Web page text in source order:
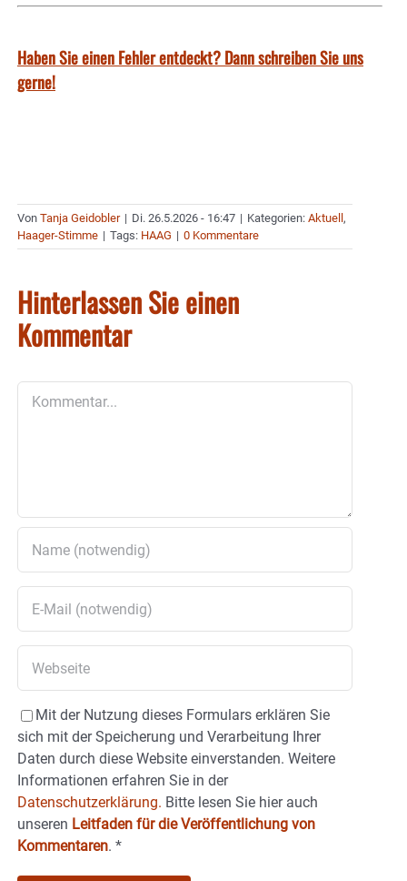
Haben Sie einen Fehler entdeckt? Dann schreiben Sie uns
gerne!
Von Tanja Geidobler | Di. 26.5.2026 - 16:47 | Kategorien: Aktuell ,
Haager-Stimme | Tags: HAAG | 0 Kommentare
Hinterlassen Sie einen
Kommentar
Mit der Nutzung dieses Formulars erklären Sie
sich mit der Speicherung und Verarbeitung Ihrer
Daten durch diese Website einverstanden. Weitere
Informationen erfahren Sie in der
Datenschutzerklärung. Bitte lesen Sie hier auch
unseren Leitfaden für die Veröffentlichung von
Kommentaren. *